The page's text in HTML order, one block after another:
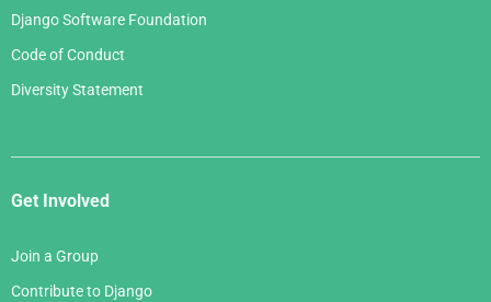
Django Software Foundation
Code of Conduct
Diversity Statement
Get Involved
Join a Group
Contribute to Django